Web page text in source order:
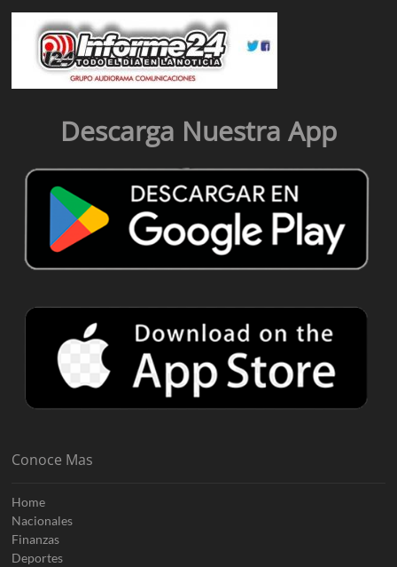
Descarga Nuestra App
Conoce Mas
Home
Nacionales
Finanzas
Deportes